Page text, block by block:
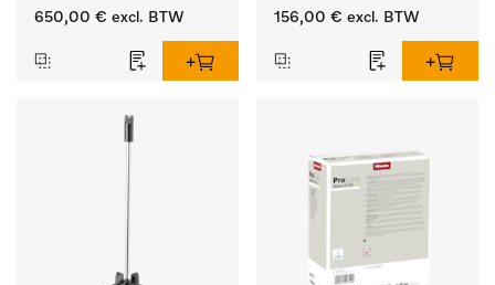
en zeefschalen.
650,00 € excl. BTW
zeefschalen.
156,00 € excl. BTW